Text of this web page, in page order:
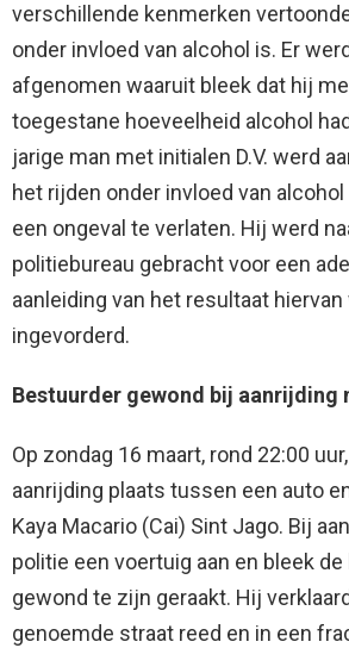
verschillende kenmerken
onder invloed van alcohol is. Er
afgenomen waaruit bleek dat hij
toegestane hoeveelheid alcohol
jarige man met initialen D.V. werd
het rijden onder invloed van
een ongeval te verlaten. Hij werd
politiebureau gebracht voor een
aanleiding van het resultaat
ingevorderd.
Bestuurder gewond bij aanrijding
Op zondag 16 maart, rond 22:00
aanrijding plaats tussen een auto
Kaya Macario (Cai) Sint Jago. Bij
politie een voertuig aan en bleek
gewond te zijn geraakt. Hij
genoemde straat reed en in een